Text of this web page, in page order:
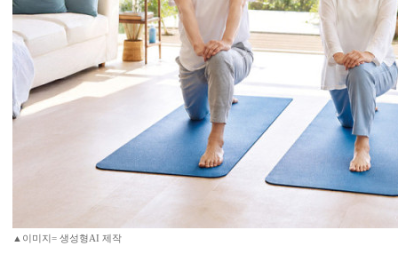
▲이미지= 생성형AI 제작